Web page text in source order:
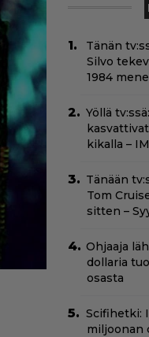
Tänän
Silvo
1984
Yöllä
kikalla –
Tänään
Tom
sitten –
Ohjaaja
dollaria
osasta
Scifihetki:
miljoonan